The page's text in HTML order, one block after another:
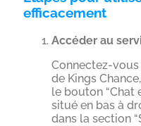
efficacement
Accéder au
Connectez-
de Kings
le bouton “Chat
situé en bas à
dans la section